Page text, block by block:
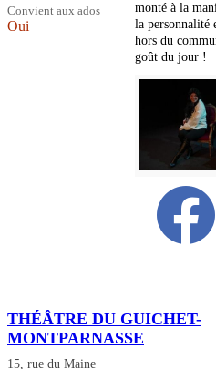
Convient aux ados
Oui
monté à la
la personnalité
hors du
goût du jour !
THÉÂTRE DU GUICHET-
MONTPARNASSE
15, rue du Maine